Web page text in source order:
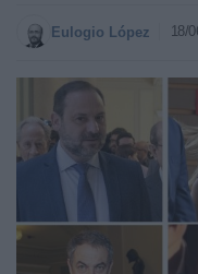
Eulogio López 18/